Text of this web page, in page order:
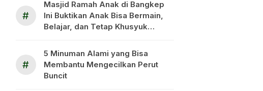
#
Masjid Ramah Anak di Bangkep
Ini Buktikan Anak Bisa Bermain,
Belajar, dan Tetap Khusyuk
#
5 Minuman Alami yang Bisa
Membantu Mengecilkan Perut
Buncit